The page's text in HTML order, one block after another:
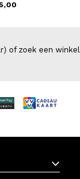
of zoek een winkel